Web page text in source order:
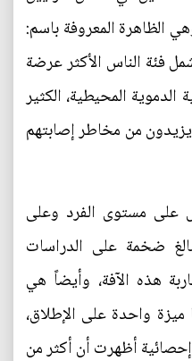
الظاهرة المعروفة باسم:
فئة الناس الأكثر عرضة
الدموية المحيطية، الكثير
من مخاطر إصابتهم
على مستوى الفرد وعلى
ضخمة على الدراسات
هذه الآفة، وأيضاً هي
واحدة على الإطلاق،
أظهرت أن أكثر من